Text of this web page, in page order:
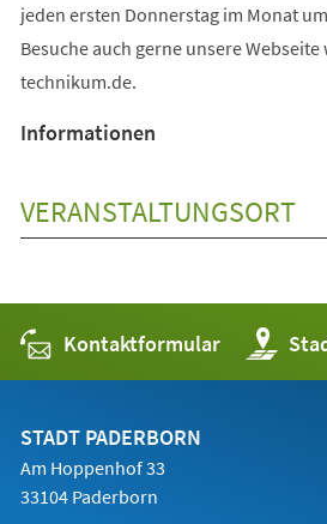
jeden ersten Donnerstag im Monat
Besuche auch gerne unsere Webseite
technikum.de.
Informationen
VERANSTALTUNGSORT
Kontaktformular (Öffnet
in
einem
STADT PADERBORN
Am Hoppenhof 33
33104 Paderborn